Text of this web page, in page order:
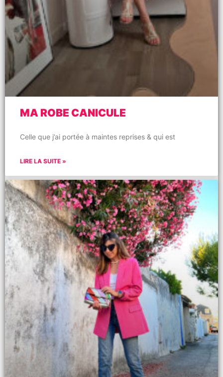
MA ROBE CANICULE
Celle que j’ai portée à maintes reprises & qui est
LIRE LA SUITE »